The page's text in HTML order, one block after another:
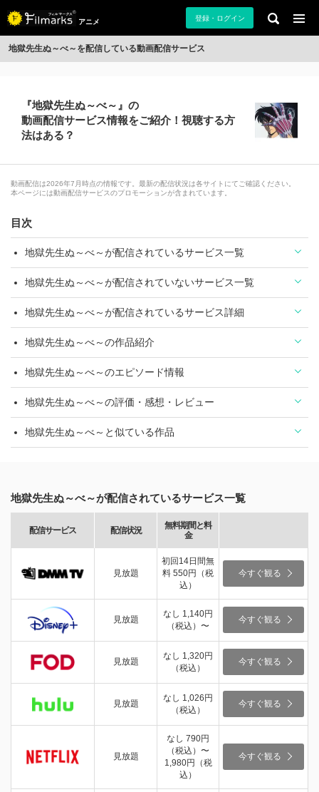
アニメ 登録・ログイン
地獄先生ぬ～べ～を配信している動画配信サービス
『地獄先生ぬ～べ～』の
動画配信サービス情報をご紹介！視聴する方
法はある？
動画配信は2026年7月時点の情報です。最新の配信状況は各サイトにてご確認ください。
本ページには動画配信サービスのプロモーションが含まれています。
目次
地獄先生ぬ～べ～が配信されているサービス一覧
地獄先生ぬ～べ～が配信されていないサービス一覧
地獄先生ぬ～べ～が配信されているサービス詳細
地獄先生ぬ～べ～の作品紹介
地獄先生ぬ～べ～のエピソード情報
地獄先生ぬ～べ～の評価・感想・レビュー
地獄先生ぬ～べ～と似ている作品
地獄先生ぬ～べ～が配信されているサービス一覧
配信サービス 配信状況
無料期間と料
金
見放題
初回14日間無
料 550円（税
込）
今すぐ観る
見放題
なし 1,140円
（税込）〜
今すぐ観る
見放題
なし 1,320円
（税込）
今すぐ観る
見放題
なし 1,026円
（税込）
今すぐ観る
見放題
なし 790円
（税込）〜
1,980円（税
込）
今すぐ観る